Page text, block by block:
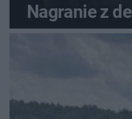
Nagranie z